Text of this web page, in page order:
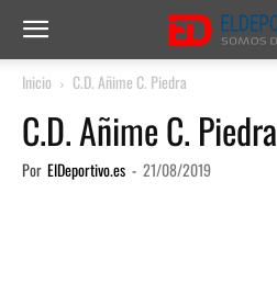
Inicio C.D. Añime C. Piedra
C.D. Añime C. Piedra
Por ElDeportivo.es - 21/08/2019